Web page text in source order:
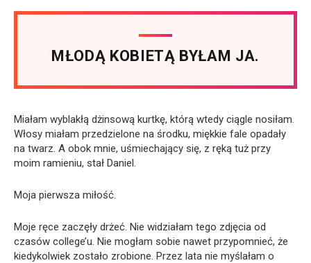
MŁODĄ KOBIETĄ BYŁAM JA.
Miałam wyblakłą dżinsową kurtkę, którą wtedy ciągle nosiłam.
Włosy miałam przedzielone na środku, miękkie fale opadały
na twarz. A obok mnie, uśmiechający się, z ręką tuż przy
moim ramieniu, stał Daniel.
Moja pierwsza miłość.
Moje ręce zaczęły drżeć. Nie widziałam tego zdjęcia od
czasów college’u. Nie mogłam sobie nawet przypomnieć, że
kiedykolwiek zostało zrobione. Przez lata nie myślałam o